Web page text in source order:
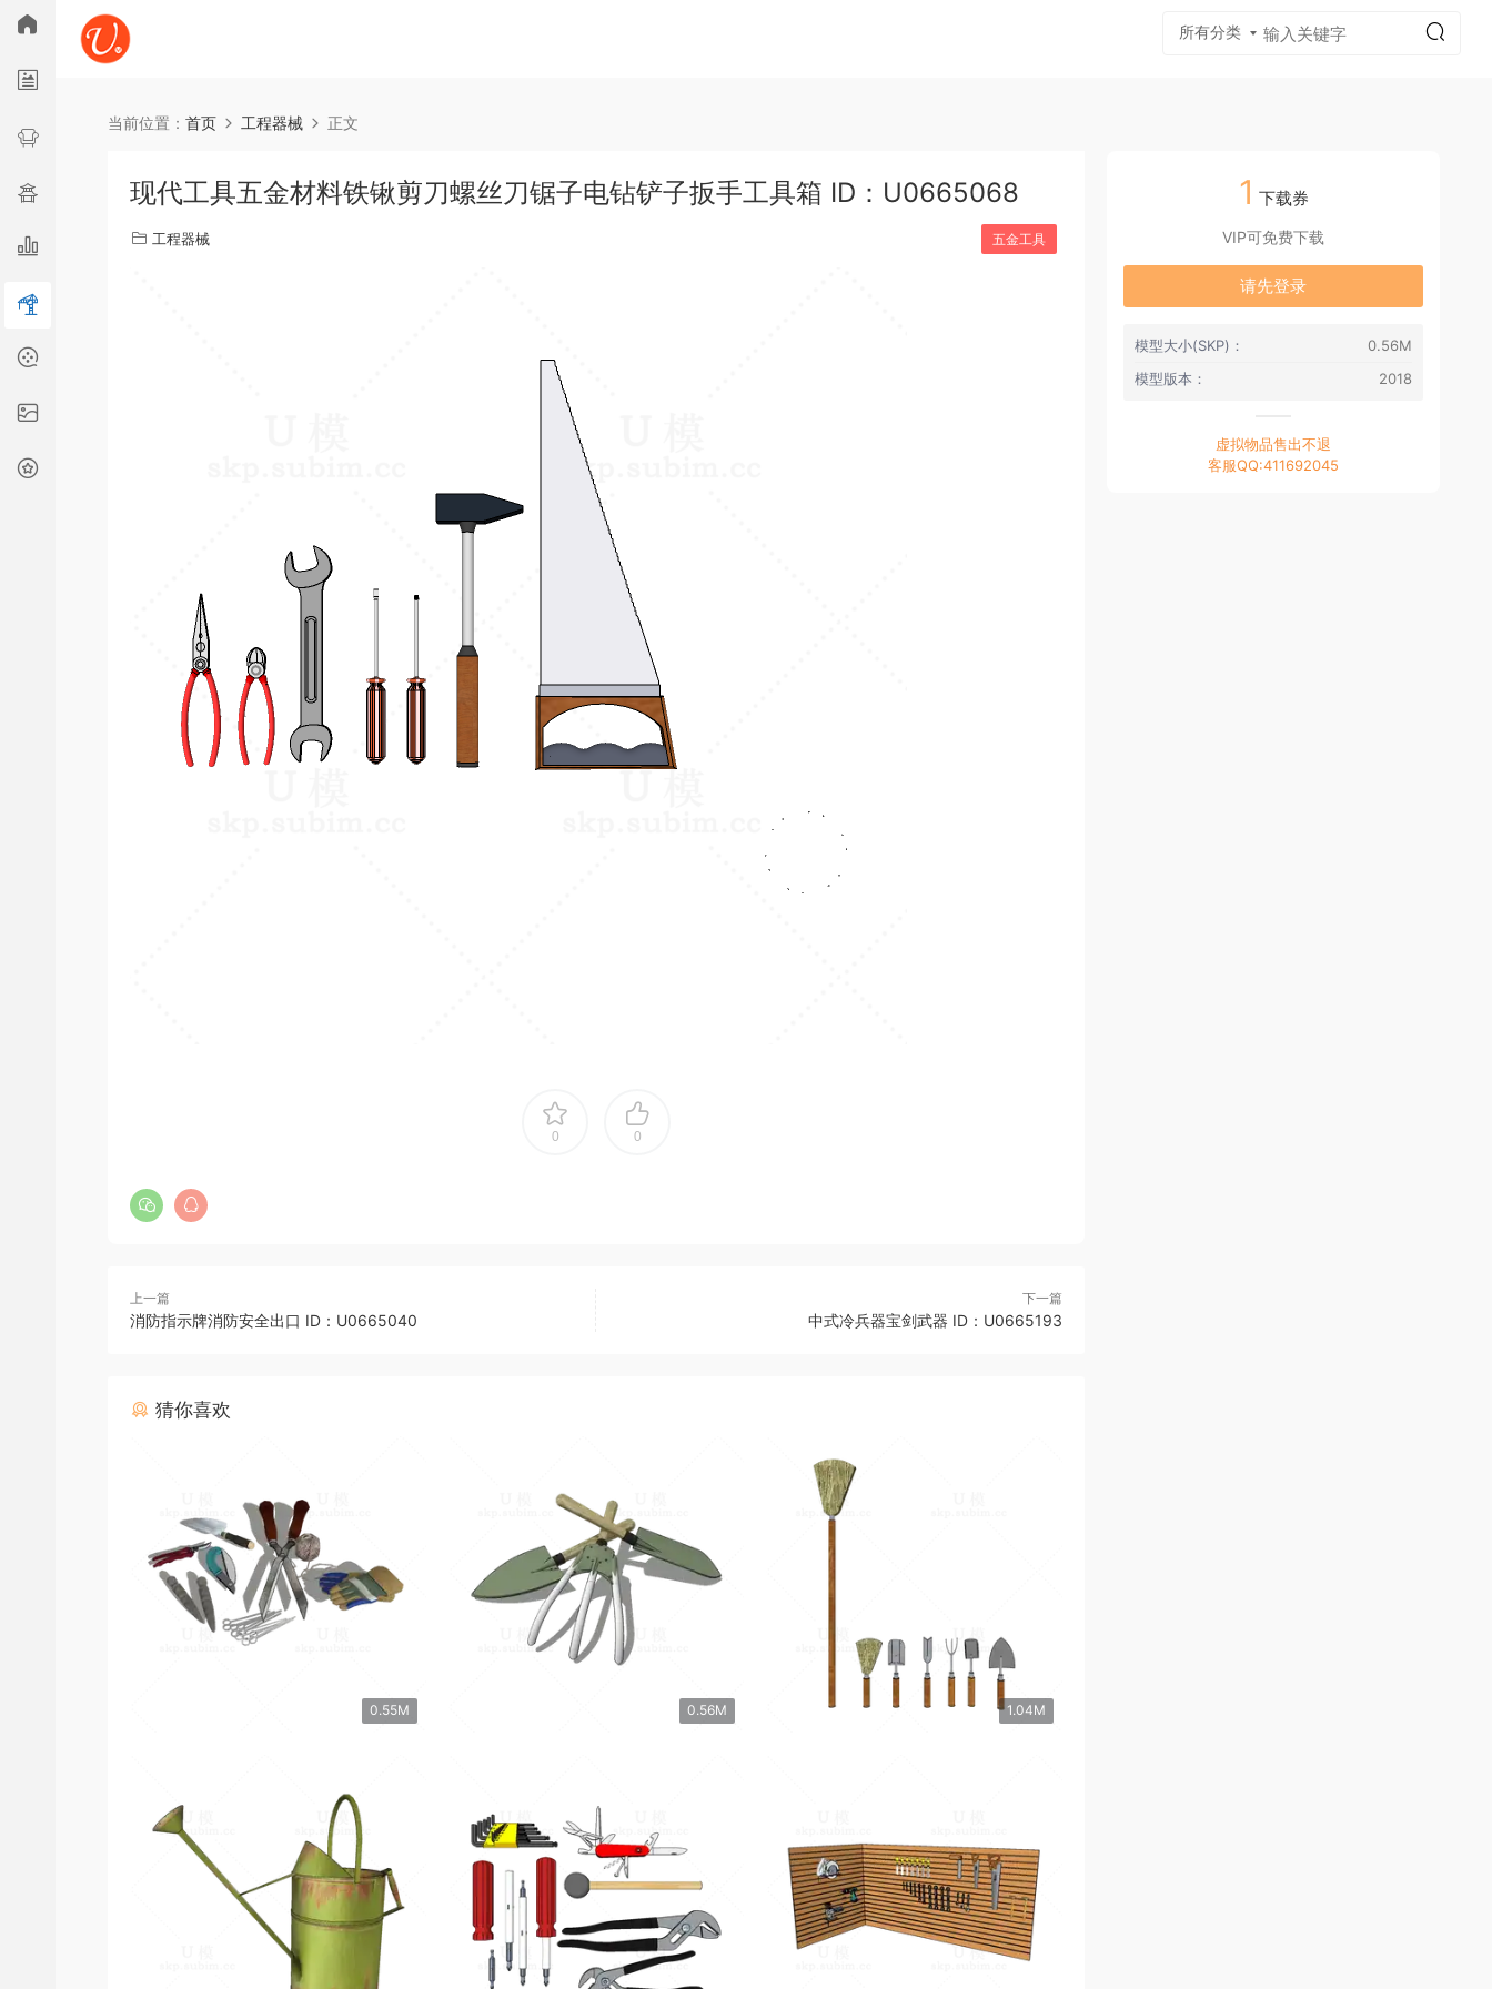
所有分类
古建 综合
当前位置： 首页 工程器械 正文
现代工具五金材料铁锹剪刀螺丝刀锯子电钻铲子扳手工具箱 ID：U0665068
工程器械 五金工具
0 0
上一篇
消防指示牌消防安全出口 ID：U0665040
下一篇
中式冷兵器宝剑武器 ID：U0665193
猜你喜欢
0.55M 0.56M 1.04M
1 下载券
VIP可免费下载
请先登录
模型大小(SKP)：
0.56M
模型版本：
2018
虚拟物品售出不退
客服QQ:411692045